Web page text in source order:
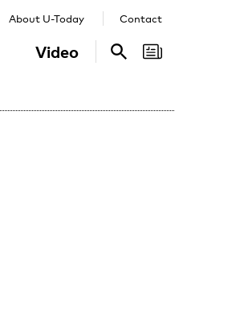
Video
About U-Today Contact
Search